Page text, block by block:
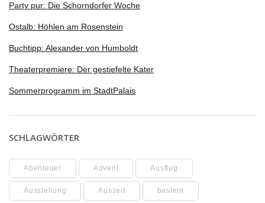
Party pur: Die Schorndorfer Woche
Ostalb: Höhlen am Rosenstein
Buchtipp: Alexander von Humboldt
Theaterpremiere: Der gestiefelte Kater
Sommerprogramm im StadtPalais
SCHLAGWÖRTER
Abenteuer Advent Ausflug
Ausstellung Auszeit basteln